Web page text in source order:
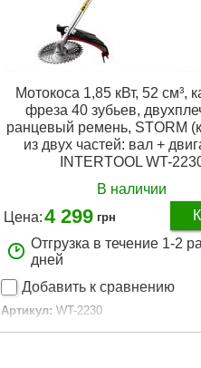
Мотокоса 1,85 кВт, 52 см³,
фреза 40 зубьев,
ранцевый ремень, STORM
из двух частей: вал +
INTERTOOL WT-
В наличии
Цена:4 299 грн
Отгрузка в течение 1-2
дней
Добавить к сравнению
Артикул: WT-2230